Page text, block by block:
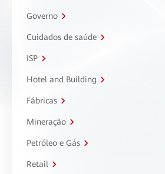
Governo
Cuidados de saúde
ISP
Hotel and Building
Fábricas
Mineração
Petróleo e Gás
Retail